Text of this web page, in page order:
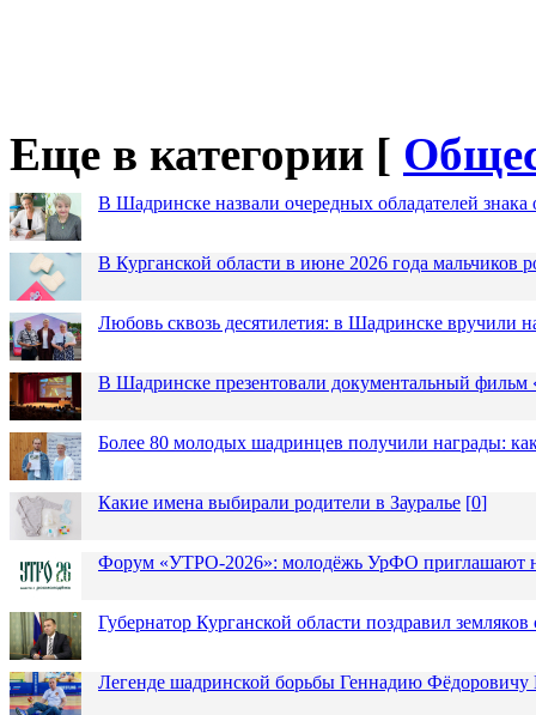
Еще в категории [
В Шадринске назвали очередных обладателей знака
В Курганской области в июне 2026 года мальчиков
Любовь сквозь десятилетия: в Шадринске вручили
В Шадринске презентовали документальный
Более 80 молодых шадринцев получили награды:
Какие имена выбирали родители в Зауралье [0]
Форум «УТРО-2026»: молодёжь УрФО приглашают
Губернатор Курганской области поздравил
Легенде шадринской борьбы Геннадию Фёдоровичу